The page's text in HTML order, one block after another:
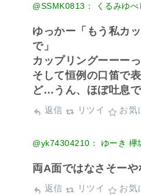
@SSMK0813： くるみゆべ
ゆっかー「もう私カ
で」
カップリングーーー
そして恒例の口笛で
ど…うん、ほぼ吐息
返信 リツイ お気
@yk74304210： ゆーき 欅
両A面ではなさそーや
返信 リツイ お気